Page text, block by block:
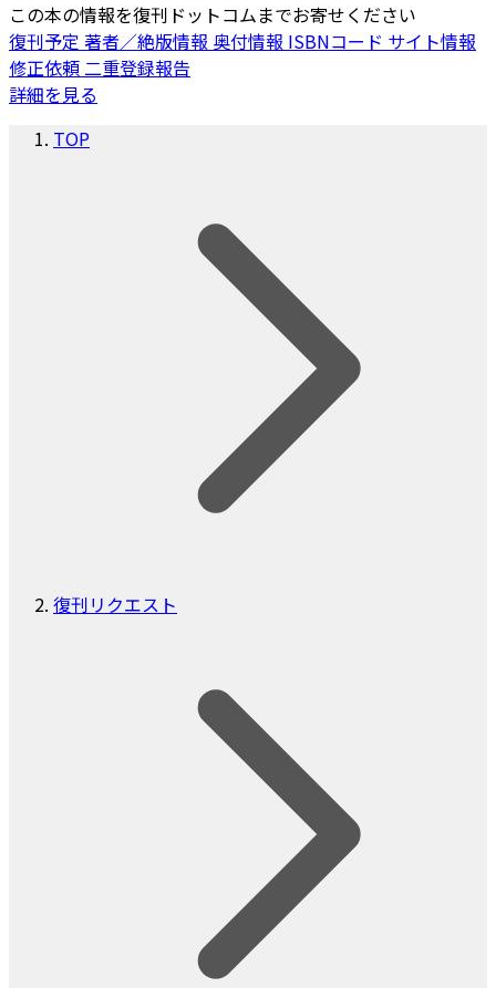
この本の情報を復刊ドットコムまでお寄せください
復刊予定 著者／絶版情報 奥付情報 ISBNコード サイト情報
修正依頼二重登録報告
詳細を見る
TOP
復刊リクエスト